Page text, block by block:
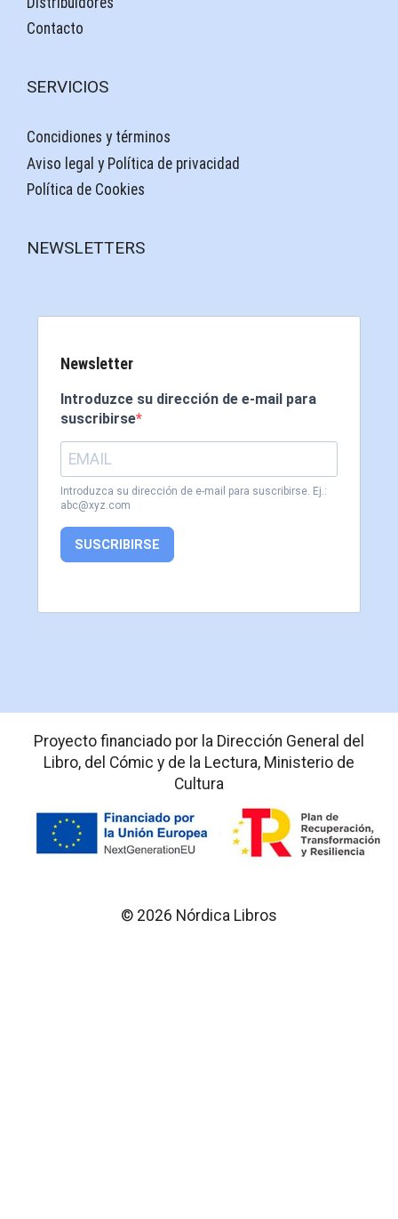
Contacto
SERVICIOS
Concidiones y términos
Aviso legal y Política de privacidad
Política de Cookies
NEWSLETTERS
Newsletter
Introduzce su dirección de e-mail para
suscribirse
Introduzca su dirección de e-mail para suscribirse. Ej.:
abc@xyz.com
SUSCRIBIRSE
Proyecto financiado por la Dirección General del
Libro, del Cómic y de la Lectura, Ministerio de
Cultura
© 2026 Nórdica Libros